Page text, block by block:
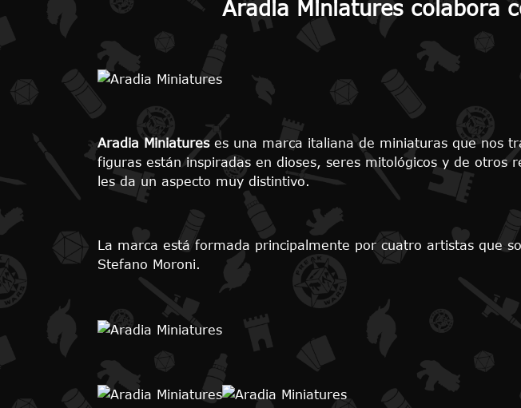
Aradia Miniatures colabora
Aradia Miniatureses una marca italiana de miniaturas que nos
figuras están inspiradas en dioses, seres mitológicos y de
les da un aspecto muy distintivo.
La marca está formada principalmente por cuatro artistas que
Stefano Moroni.